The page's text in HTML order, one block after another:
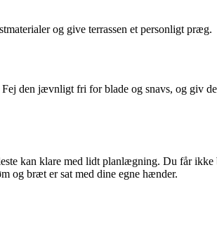
og give terrassen et personligt præg.
den jævnligt fri for blade og snavs, og giv
kan klare med lidt planlægning. Du får
og bræt er sat med dine egne hænder.